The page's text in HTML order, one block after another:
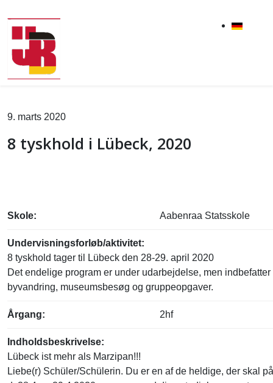
9. marts 2020
8 tyskhold i Lübeck, 2020
Skole: Aabenraa Statsskole
Undervisningsforløb/aktivitet:
8 tyskhold tager til Lübeck den 28-29. april 2020
Det endelige program er under udarbejdelse, men
byvandring, museumsbesøg og gruppeopgaver.
Årgang: 2hf
Indholdsbeskrivelse:
Lübeck ist mehr als Marzipan!!!
Liebe(r) Schüler/Schülerin. Du er en af de heldige, der skal